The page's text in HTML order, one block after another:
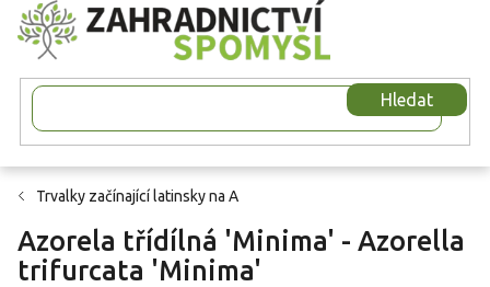
Přejít
na
obsah
Hledat
Trvalky začínající latinsky na A
Azorela třídílná 'Minima' - Azorella
trifurcata 'Minima'